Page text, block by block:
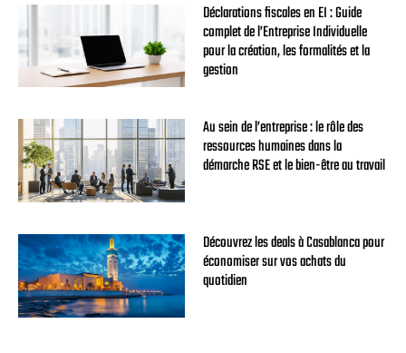
Déclarations fiscales en EI : Guide
complet de l’Entreprise Individuelle
pour la création, les formalités et la
gestion
Au sein de l’entreprise : le rôle des
ressources humaines dans la
démarche RSE et le bien-être au travail
Découvrez les deals à Casablanca pour
économiser sur vos achats du
quotidien